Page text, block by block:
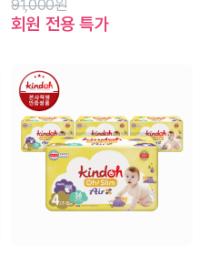
91,000원
회원 전용 특가